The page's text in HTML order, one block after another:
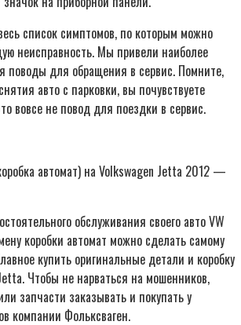
список симптомов, по которым можно
неисправность. Мы привели наиболее
поводы для обращения в сервис. Помните,
авто с парковки, вы почувствуете
вовсе не повод для поездки в сервис.
автомат) на Volkswagen Jetta 2012 —
обслуживания своего авто VW
коробки автомат можно сделать самому
купить оригинальные детали и коробку
Чтобы не нарваться на мошенников,
запчасти заказывать и покупать у
компании Фольксваген.